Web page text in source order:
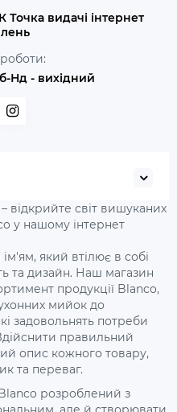
Нд - вихідний
відкрийте світ вишуканих
у нашому інтернет
який втілює в собі
та дизайн. Наш магазин
продукції Blanco,
мийок до
задовольнять потреби
правильний
опис кожного товару,
та переваг.
розроблений з